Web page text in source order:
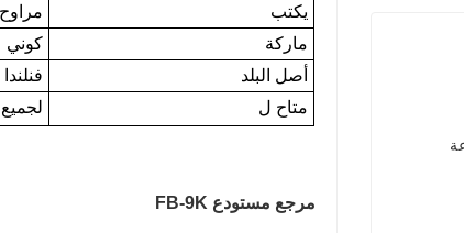
يكتب
ماركة
كوني
أصل البلد
فنلندا
متاح ل
مرجع مستودع FB-9K